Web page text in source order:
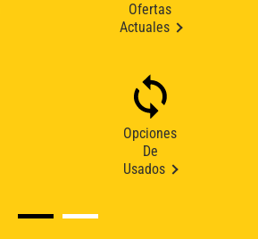
Ofertas
Actuales
Opciones
De
Usados